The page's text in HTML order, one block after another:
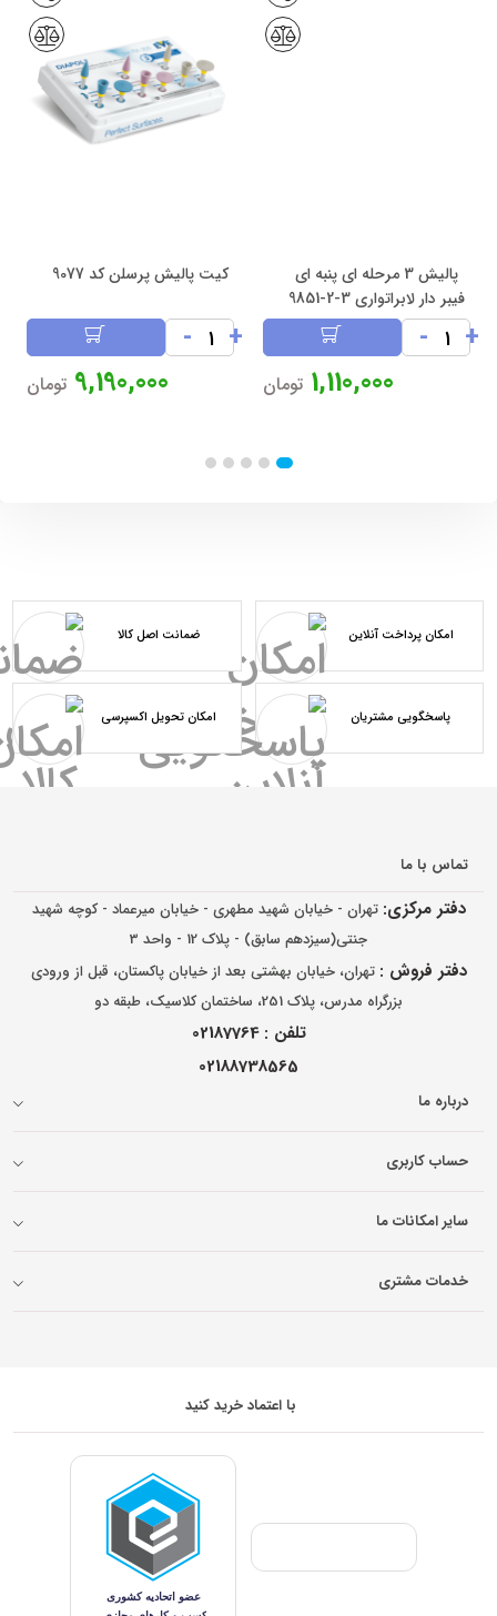
پالیش 3 مرحله ای پنبه ای
فیبر دار لابراتواری 3-2-9851
+
-
1,110,000 تومان
کیت پالیش پرسلن کد 9077
+
-
9,190,000 تومان
امکان پرداخت آنلاین ضمانت اصل کالا
پاسخگویی مشتریان امکان تحویل اکسپرسی
تماس با ما
دفتر مرکزی: تهران - خیابان شهید مطهری - خیابان میرعماد - کوچه شهید
جنتی(سیزدهم سابق) - پلاک 12 - واحد 3
دفتر فروش : تهران، خیابان بهشتی بعد از خیابان پاکستان، قبل از ورودی
بزرگراه مدرس، پلاک 251، ساختمان کلاسیک، طبقه دو
تلفن : 02187764
02188738565
درباره ما
حساب کاربری
سایر امکانات ما
خدمات مشتری
با اعتماد خرید کنید